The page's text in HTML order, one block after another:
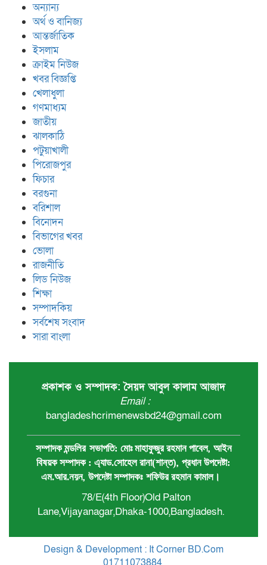
অন্যান্য
অর্থ ও বানিজ্য
আন্তর্জাতিক
ইসলাম
ক্রাইম নিউজ
খবর বিজ্ঞপ্তি
খেলাধুলা
গণমাধ্যম
জাতীয়
ঝালকাঠি
পটুয়াখালী
পিরোজপুর
ফিচার
বরগুনা
বরিশাল
বিনোদন
বিভাগের খবর
ভোলা
রাজনীতি
লিড নিউজ
শিক্ষা
সম্পাদকিয়
সর্বশেষ সংবাদ
সারা বাংলা
প্রকাশক ও সম্পাদক: সৈয়দ আবুল কালাম আজাদ
Email :
bangladeshcrimenewsbd24@gmail.com
সম্পাদক মন্ডলির সভাপতি: মোঃ মাহাফুজুর রহমান পাবেল, আইন
বিষয়ক সম্পাদক : ‍এ্যাড.সোহেল রানা(শান্ত), প্রধান ‍উপদেষ্টা:
এম.আর.নয়ন, উপদেষ্টা সম্পাদকঃ শফিউর রহমান কামাল।
78/E(4th Floor)Old Palton
Lane,Vijayanagar,Dhaka-1000,Bangladesh.
Design & Development : It Corner BD.Com